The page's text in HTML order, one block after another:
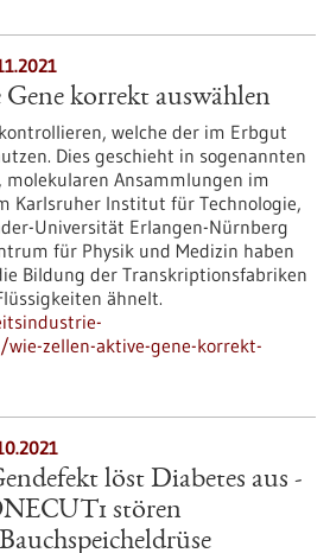
korrekt auswählen
welche der im Erbgut
Dies geschieht in sogenannten
Ansammlungen im
Karlsruher Institut für Technologie,
Universität Erlangen-Nürnberg
für Physik und Medizin haben
Bildung der Transkriptionsfabriken
ähnelt.
zellen-aktive-gene-korrekt-
löst Diabetes aus -
stören